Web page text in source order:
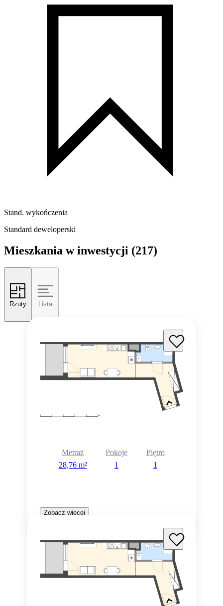
Stand. wykończenia
Standard deweloperski
Mieszkania w inwestycji (217)
Rzuty Lista
Metraż
28,76 m²
Pokoje
1
Piętro
1
Zobacz więcej